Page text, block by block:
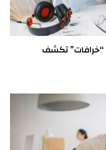
أنت لست مشتتا كما تظن.. 10 “خرافات” تكشف